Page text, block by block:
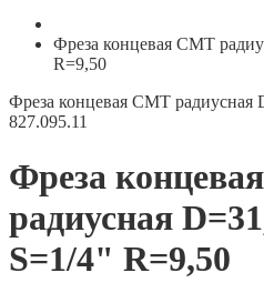
Фреза концевая CMT
R=9,50
Фреза концевая CMT
827.095.11
Фреза
радиусная
S=1/4" R=9,50